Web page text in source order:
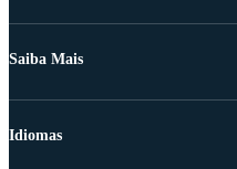
Saiba Mais
Idiomas